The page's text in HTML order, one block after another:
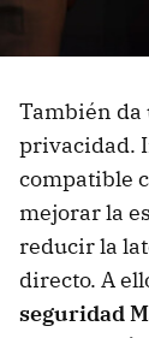
También da
privacidad.
compatible
mejorar la
reducir la
directo. A
seguridad